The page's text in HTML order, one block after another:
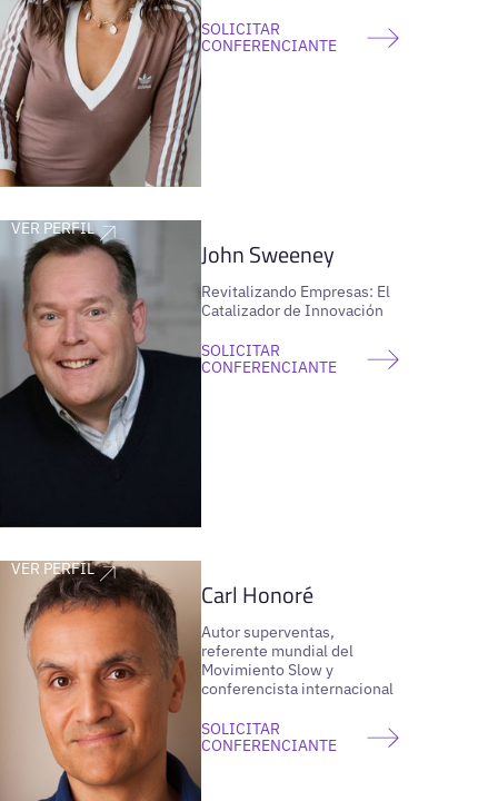
SOLICITAR
CONFERENCIANTE
VER PERFIL
John Sweeney
Revitalizando Empresas: El
Catalizador de Innovación
SOLICITAR
CONFERENCIANTE
VER PERFIL
Carl Honoré
Autor superventas,
referente mundial del
Movimiento Slow y
conferencista internacional
SOLICITAR
CONFERENCIANTE